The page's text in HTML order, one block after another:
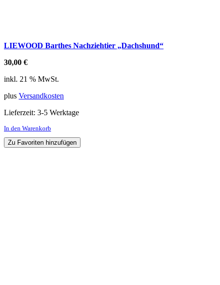
LIEWOOD Barthes Nachziehtier „Dachshund“
30,00 €
inkl. 21 % MwSt.
plus Versandkosten
Lieferzeit: 3-5 Werktage
In den Warenkorb
Zu Favoriten hinzufügen